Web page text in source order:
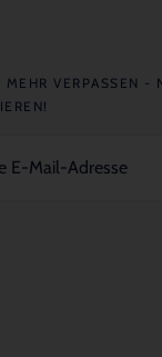
MEHR VERPASSEN -